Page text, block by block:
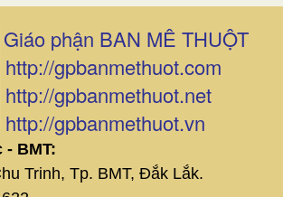
Giáo phận BAN MÊ THUỘT
http://gpbanmethuot.com
http://gpbanmethuot.net
http://gpbanmethuot.vn
- BMT:
Trinh, Tp. BMT, Đắk Lắk.